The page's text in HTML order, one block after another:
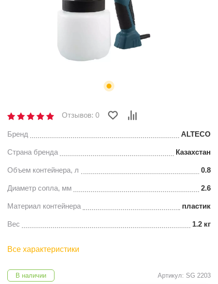
Отзывов: 0
Бренд ALTECO
Страна бренда Казахстан
Объем контейнера, л 0.8
Диаметр сопла, мм 2.6
Материал контейнера пластик
Вес 1.2 кг
Все характеристики
В наличии Артикул: SG 2203